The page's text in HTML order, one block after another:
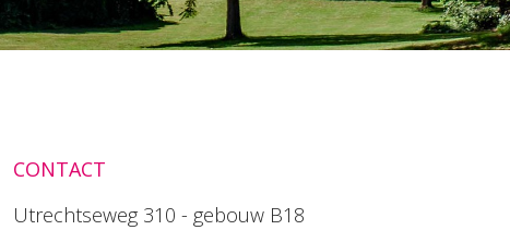
CONTACT
Utrechtseweg 310 - gebouw B18